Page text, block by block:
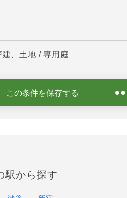
、土地 / 専用庭
この条件を保存する
駅から探す